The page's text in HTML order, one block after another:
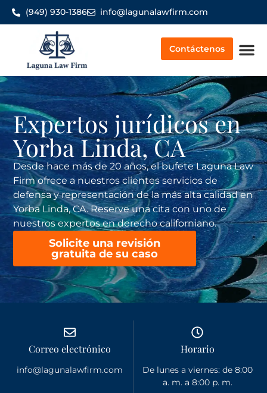
(949) 930-1386 info@lagunalawfirm.com
Contáctenos
Expertos jurídicos en
Yorba Linda, CA
Desde hace más de 20 años, el bufete Laguna Law
Firm ofrece a nuestros clientes servicios de
defensa y representación de la más alta calidad en
Yorba Linda, CA. Reserve una cita con uno de
nuestros expertos en derecho californiano.
Solicite una revisión
gratuita de su caso
Correo electrónico
info@lagunalawfirm.com
Horario
De lunes a viernes: de 8:00
a. m. a 8:00 p. m.